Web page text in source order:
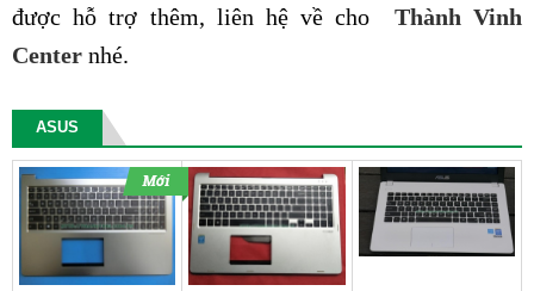
được hỗ trợ thêm, liên hệ về cho Thành Vinh
Center nhé.
ASUS